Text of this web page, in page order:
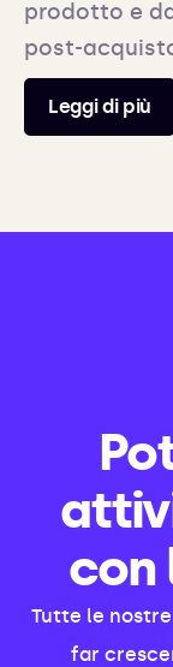
prodotto e
post-
Leggi di più
con
Tutte le
far